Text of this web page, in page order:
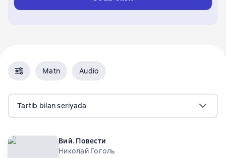
Matn Audio
Tartib bilan seriyada
Вий. Повести
Николай Гоголь